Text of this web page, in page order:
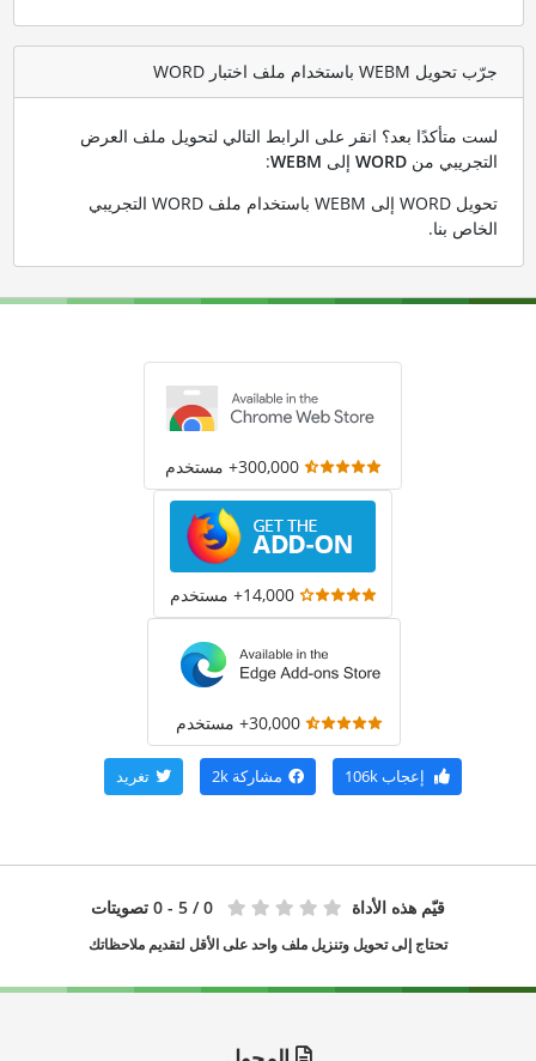
جرّب تحويل WEBM باستخدام ملف اختبار WORD
لست متأكدًا بعد؟ انقر على الرابط التالي لتحويل ملف العرض
التجريبي من WORDإلى WEBM
:
تحويل WORD إلى WEBM باستخدام ملف WORD التجريبي
الخاص بنا.
300,000+ مستخدم
14,000+ مستخدم
30,000+ مستخدم
إعجاب106k مشاركة 2k تغريد
قيّم هذه الأداة 0 / 5 - 0 تصويتات
تحتاج إلى تحويل وتنزيل ملف واحد على الأقل لتقديم ملاحظاتك